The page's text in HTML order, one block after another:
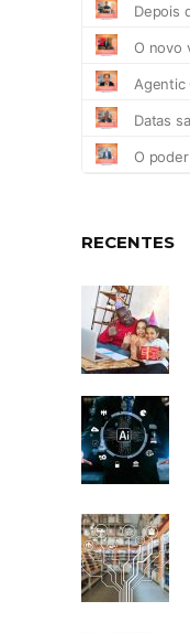
RECENTES